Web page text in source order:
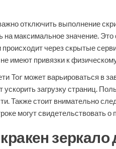
отключить выполнение
на максимальное значение.
через скрытые
имеют привязки к
Tor может варьироваться в
ускорить загрузку страниц.
Также стоит внимательно
могут свидетельствовать